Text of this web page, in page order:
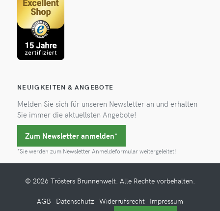
NEUIGKEITEN & ANGEBOTE
Melden Sie sich für unseren Newsletter an und erhalten
Sie immer die aktuellsten Angebote!
Zum Newsletter anmelden*
*Sie werden zum Newsletter Anmeldeformular weitergeleitet!
© 2026 Trösters Brunnenwelt. Alle Rechte vorbehalten.
AGB Datenschutz Widerrufsrecht Impressum